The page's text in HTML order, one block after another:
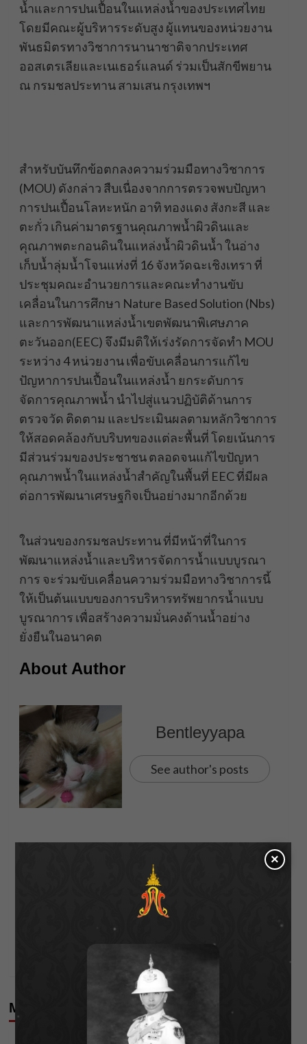
น้ำและการปนเปื้อนในแหล่งน้ำของประเทศไทย
โดยมีคณะผู้บริหารระดับสูง ผู้แทนของหน่วยงาน
พันธมิตรทางวิชาการนานาชาติจากประเทศ
ออสเตรเลียและเนเธอร์แลนด์ ร่วมเป็นสักขีพยาน
ณ กรมชลประทาน สามเสน กรุงเทพฯ
สำหรับบันทึกข้อตกลงความร่วมมือทางวิชาการ
(MOU) ดังกล่าว สืบเนื่องจากการตรวจพบปัญหา
การปนเปื้อนโลหะหนัก อาทิ ทองแดง สังกะสี และ
ตะกั่ว เกินค่ามาตรฐานคุณภาพน้ำผิวดินและ
คุณภาพตะกอนดินในแหล่งน้ำผิวดินน้ำ ในอ่าง
เก็บน้ำลุ่มน้ำโจนแห่งที่ 16 จังหวัดฉะเชิงเทรา ที่
ประชุมคณะอำนวยการและคณะทำงานขับ
เคลื่อนในการศึกษา Nature Based Solution (Nbs)
และการพัฒนาแหล่งน้ำเขตพัฒนาพิเศษภาค
ตะวันออก(EEC) จึงมีมติให้เร่งรัดการจัดทำ MOU
ระหว่าง 4 หน่วยงาน เพื่อขับเคลื่อนการแก้ไข
ปัญหาการปนเปื้อนในแหล่งน้ำ ยกระดับการ
จัดการคุณภาพน้ำ นำไปสู่แนวปฏิบัติด้านการ
ตรวจวัด ติดตาม และประเมินผลตามหลักวิชาการ
ให้สอดคล้องกับบริบทของแต่ละพื้นที่ โดยเน้นการ
มีส่วนร่วมของประชาชน ตลอดจนแก้ไขปัญหา
คุณภาพน้ำในแหล่งน้ำสำคัญในพื้นที่ EEC ที่มีผล
ต่อการพัฒนาเศรษฐกิจเป็นอย่างมากอีกด้วย
ในส่วนของกรมชลประทาน ที่มีหน้าที่ในการ
พัฒนาแหล่งน้ำและบริหารจัดการน้ำแบบบูรณา
การ จะร่วมขับเคลื่อนความร่วมมือทางวิชาการนี้
ให้เป็นต้นแบบของการบริหารทรัพยากรน้ำแบบ
บูรณาการ เพื่อสร้างความมั่นคงด้านน้ำอย่าง
ยั่งยืนในอนาคต
About Author
Bentleyyapa
See author's posts
Jim Thompson จับมือ Juli Baker and Summer เปิดตัว
ศึกใหญ่การ์ดเกม “Grand Asia Open 2025 Final”
เตรียมระเบิดความมัน 9-10 ส.ค.นี้ ที่เดอะมอลล์บางแค
More Stories
×